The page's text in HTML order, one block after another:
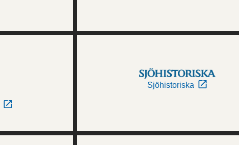
Sjöhistoriska